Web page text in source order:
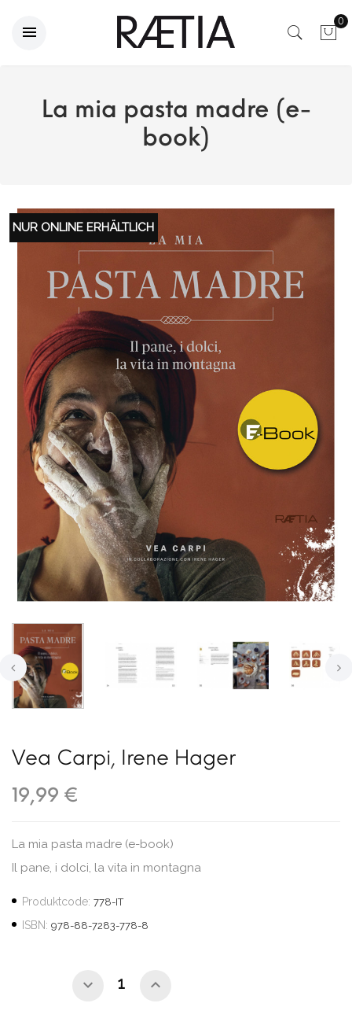
0
La mia pasta madre (e-
book)
NUR ONLINE ERHÄLTLICH
Vea Carpi, Irene Hager
19,99 €
La mia pasta madre (e-book)
Il pane, i dolci, la vita in montagna
Produktcode: 778-IT
ISBN: 978-88-7283-778-8